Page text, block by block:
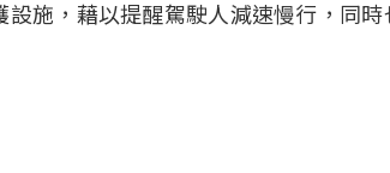
施，藉以提醒駕駛人減速慢行，同